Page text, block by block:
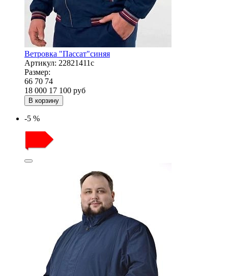
Ветровка "Пассат"синяя
Артикул: 22821411с
Размер:
66 70 74
18 000 17 100 руб
В корзину
-5 %